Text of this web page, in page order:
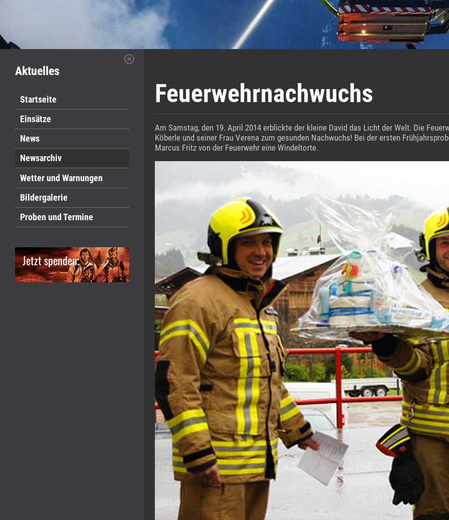
Aktuelles
Startseite
Einsätze
News
Newsarchiv
Wetter und Warnungen
Bildergalerie
Proben und Termine
Jetzt spenden.
Feuerwehrnachwuchs
Am Samstag, den 19. April 2014 erblickte der kleine David das Licht der Welt. Die
Köberle und seiner Frau Verena zum gesunden Nachwuchs! Bei der ersten
Marcus Fritz von der Feuerwehr eine Windeltorte.